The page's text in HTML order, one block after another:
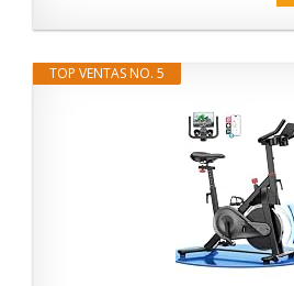
TOP VENTAS NO. 5